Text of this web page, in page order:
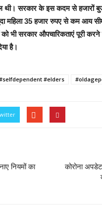
थी। सरकार के इस कदम से हजारों
महिला 35 हजार रुपए से कम आय
को भी सरकार औपचारिकताएं पूरी
है।
#elders
नियमों का
कोरोना